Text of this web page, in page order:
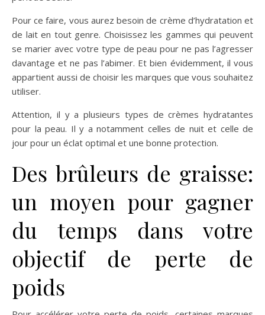
Pour ce faire, vous aurez besoin de crème d’hydratation et
de lait en tout genre. Choisissez les gammes qui peuvent
se marier avec votre type de peau pour ne pas l’agresser
davantage et ne pas l’abimer. Et bien évidemment, il vous
appartient aussi de choisir les marques que vous souhaitez
utiliser.
Attention, il y a plusieurs types de crèmes hydratantes
pour la peau. Il y a notamment celles de nuit et celle de
jour pour un éclat optimal et une bonne protection.
Des brûleurs de graisse:
un moyen pour gagner
du temps dans votre
objectif de perte de
poids